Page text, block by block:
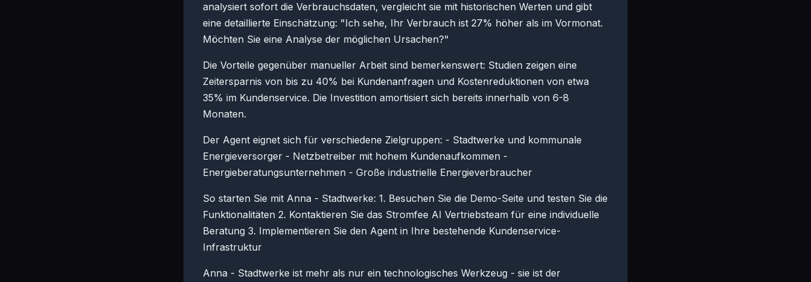
analysiert sofort die Verbrauchsdaten, vergleicht sie mit historischen Werten und gibt
eine detaillierte Einschätzung: "Ich sehe, Ihr Verbrauch ist 27% höher als im Vormonat.
Möchten Sie eine Analyse der möglichen Ursachen?"
Die Vorteile gegenüber manueller Arbeit sind bemerkenswert: Studien zeigen eine
Zeitersparnis von bis zu 40% bei Kundenanfragen und Kostenreduktionen von etwa
35% im Kundenservice. Die Investition amortisiert sich bereits innerhalb von 6-8
Monaten.
Der Agent eignet sich für verschiedene Zielgruppen: - Stadtwerke und kommunale
Energieversorger - Netzbetreiber mit hohem Kundenaufkommen -
Energieberatungsunternehmen - Große industrielle Energieverbraucher
So starten Sie mit Anna - Stadtwerke: 1. Besuchen Sie die Demo-Seite und testen Sie die
Funktionalitäten 2. Kontaktieren Sie das Stromfee AI Vertriebsteam für eine individuelle
Beratung 3. Implementieren Sie den Agent in Ihre bestehende Kundenservice-
Infrastruktur
Anna - Stadtwerke ist mehr als nur ein technologisches Werkzeug - sie ist der